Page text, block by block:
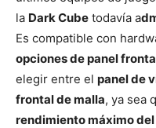
la Dark Cube todavía a
Es compatible con
opciones de panel
elegir entre el panel de
frontal de malla, ya sea
rendimiento máximo